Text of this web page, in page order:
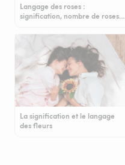
Langage des roses :
signification, nombre de roses…
La signification et le langage
des fleurs